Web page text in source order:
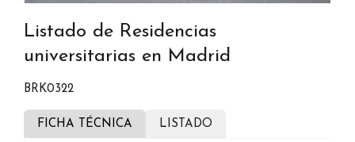
Listado de Residencias
universitarias en Madrid
BRK0322
FICHA TÉCNICA LISTADO